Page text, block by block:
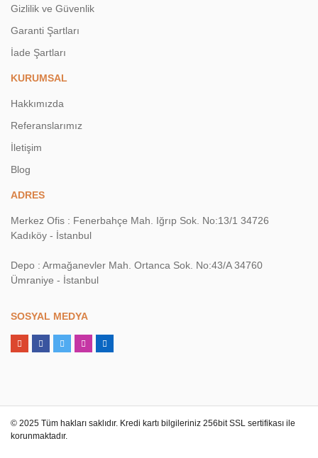
Gizlilik ve Güvenlik
Garanti Şartları
İade Şartları
KURUMSAL
Hakkımızda
Referanslarımız
İletişim
Blog
ADRES
Merkez Ofis : Fenerbahçe Mah. Iğrıp Sok. No:13/1 34726
Kadıköy - İstanbul
Depo : Armağanevler Mah. Ortanca Sok. No:43/A 34760
Ümraniye - İstanbul
SOSYAL MEDYA
© 2025 Tüm hakları saklıdır. Kredi kartı bilgileriniz 256bit SSL sertifikası ile
korunmaktadır.